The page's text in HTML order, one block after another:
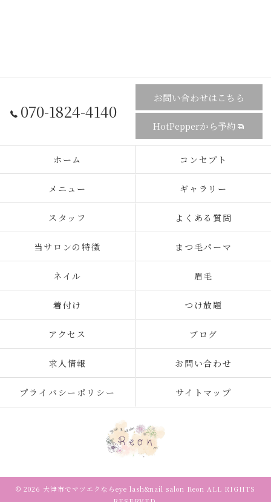
070-1824-4140
お問い合わせはこちら
HotPepperから予約
ホーム コンセプト
メニュー ギャラリー
スタッフ よくある質問
当サロンの特徴 まつ毛パーマ
ネイル 眉毛
着付け つけ放題
アクセス ブログ
求人情報 お問い合わせ
プライバシーポリシー サイトマップ
© 2026 大津市でマツエクならeye lash&nail salon Reon ALL RIGHTS